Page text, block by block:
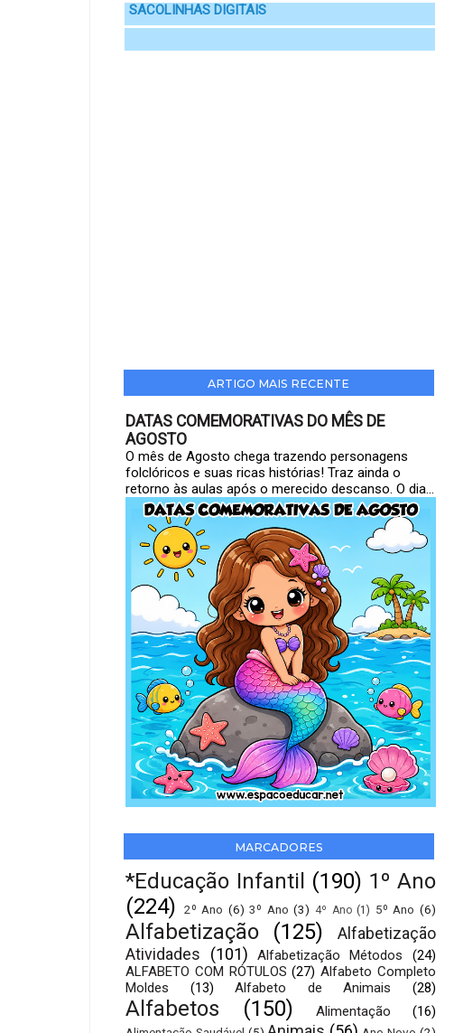
SACOLINHAS DIGITAIS
ARTIGO MAIS RECENTE
DATAS COMEMORATIVAS DO MÊS DE
AGOSTO
O mês de Agosto chega trazendo personagens
folclóricos e suas ricas histórias! Traz ainda o
retorno às aulas após o merecido descanso. O dia...
MARCADORES
*Educação Infantil (190) 1º Ano
(224)
2º Ano (6) 3º Ano (3) 4º Ano (1) 5º Ano (6)
Alfabetização (125)
Alfabetização
Atividades
(101) Alfabetização Métodos
(24)
ALFABETO COM RÓTULOS (27) Alfabeto Completo
Moldes
(13) Alfabeto de Animais (28)
Alfabetos (150) Alimentação (16)